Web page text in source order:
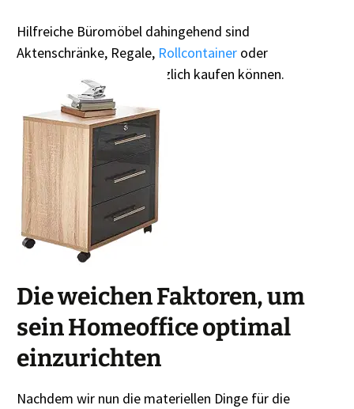
Hilfreiche Büromöbel dahingehend sind
Aktenschränke, Regale, Rollcontainer oder
Schubladen, die Sie zusätzlich kaufen können.
Die weichen Faktoren, um
sein Homeoffice optimal
einzurichten
Nachdem wir nun die materiellen Dinge für die